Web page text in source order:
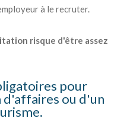
à le recruter.
risque d'être assez
pour
ou d'un